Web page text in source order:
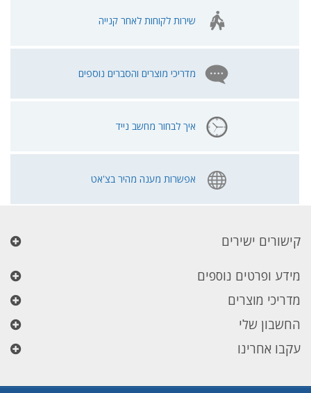
שירות לקוחות לאחר קנייה
מדריכי מוצרים והסברים נוספים
איך לבחור מחשב נייד
אפשרות מענה מהיר בצ'אט
קישורים ישירים
מידע ופרטים נוספים
מדריכי מוצרים
החשבון שלי
עקבו אחרינו